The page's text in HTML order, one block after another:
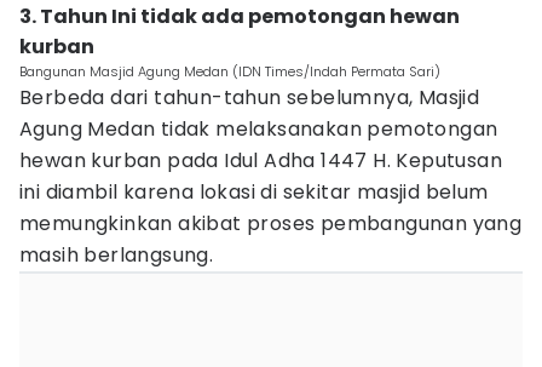
3. Tahun Ini tidak ada pemotongan hewan
kurban
Bangunan Masjid Agung Medan (IDN Times/Indah Permata Sari)
Berbeda dari tahun-tahun sebelumnya, Masjid
Agung Medan tidak melaksanakan pemotongan
hewan kurban pada Idul Adha 1447 H. Keputusan
ini diambil karena lokasi di sekitar masjid belum
memungkinkan akibat proses pembangunan yang
masih berlangsung.